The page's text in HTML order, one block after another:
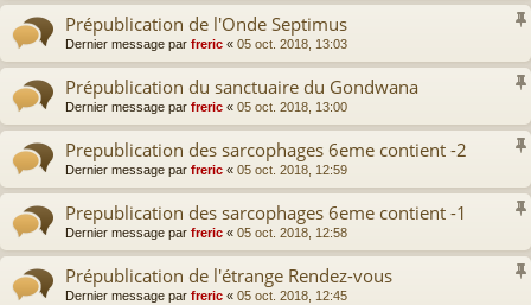
Prépublication de l'Onde Septimus
Dernier message par freric « 05 oct. 2018, 13:03
Prépublication du sanctuaire du Gondwana
Dernier message par freric « 05 oct. 2018, 13:00
Prepublication des sarcophages 6eme contient -2
Dernier message par freric « 05 oct. 2018, 12:59
Prepublication des sarcophages 6eme contient -1
Dernier message par freric « 05 oct. 2018, 12:58
Prépublication de l'étrange Rendez-vous
Dernier message par freric « 05 oct. 2018, 12:45